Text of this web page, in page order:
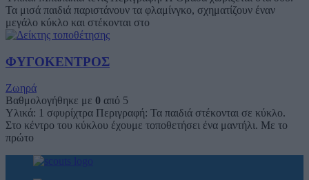
Τα μισά παιδιά παριστάνουν τα φλαμίνγκο, σχηματίζουν έναν
μεγάλο κύκλο και στέκονται στο
ΦΥΓΟΚΕΝΤΡΟΣ
Ζωηρά
Βαθμολογήθηκε με 0 από 5
Υλικά: 1 σφυρίχτρα Περιγραφή: Τα παιδιά στέκονται σε κύκλο.
Στο κέντρο του κύκλου έχουμε τοποθετήσει ένα μαντήλι. Με το
πρώτο